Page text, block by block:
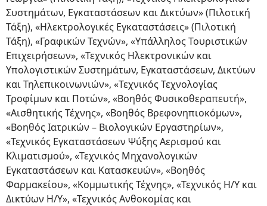
Συστημάτων, Εγκαταστάσεων και Δικτύων» (Πιλοτική
Τάξη), «Ηλεκτρολογικές Εγκαταστάσεις» (Πιλοτική
Τάξη), «Γραφικών Τεχνών», «Υπάλληλος Τουριστικών
Επιχειρήσεων», «Τεχνικός Ηλεκτρονικών και
Υπολογιστικών Συστημάτων, Εγκαταστάσεων, Δικτύων
και Τηλεπικοινωνιών», «Τεχνικός Τεχνολογίας
Τροφίμων και Ποτών», «Βοηθός Φυσικοθεραπευτή»,
«Αισθητικής Τέχνης», «Βοηθός Βρεφονηπιοκόμων»,
«Βοηθός Ιατρικών – Βιολογικών Εργαστηρίων»,
«Τεχνικός Εγκαταστάσεων Ψύξης Αερισμού και
Κλιματισμού», «Τεχνικός Μηχανολογικών
Εγκαταστάσεων και Κατασκευών», «Βοηθός
Φαρμακείου», «Κομμωτικής Τέχνης», «Τεχνικός Η/Υ και
Δικτύων Η/Υ», «Τεχνικός Ανθοκομίας και